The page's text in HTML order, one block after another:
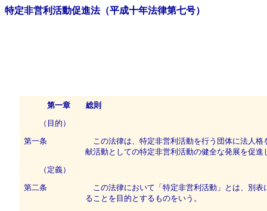
特定非営利活動促進法（平成十年法律第七号）
第一章 総則
（目的）
第一条
この法律は、特定非営利活動を行う団体に法人格
献活動としての特定非営利活動の健全な発展を促
（定義）
第二条
この法律において「特定非営利活動」とは、別表
ることを目的とするものをいう。